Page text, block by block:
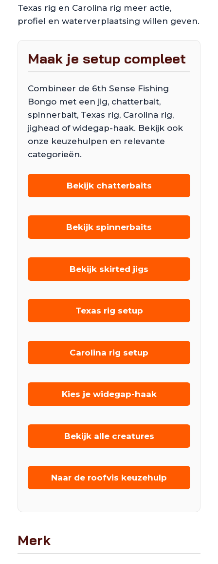
Texas rig en Carolina rig meer actie,
profiel en waterverplaatsing willen geven.
Maak je setup compleet
Combineer de 6th Sense Fishing
Bongo met een jig, chatterbait,
spinnerbait, Texas rig, Carolina rig,
jighead of widegap-haak. Bekijk ook
onze keuzehulpen en relevante
categorieën.
Bekijk chatterbaits
Bekijk spinnerbaits
Bekijk skirted jigs
Texas rig setup
Carolina rig setup
Kies je widegap-haak
Bekijk alle creatures
Naar de roofvis keuzehulp
Merk